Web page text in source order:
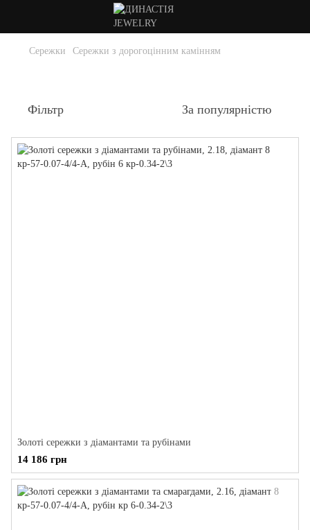
Сережки Сережки з дорогоцінним камінням
Фільтр За популярністю
Золоті сережки з діамантами та рубінами
14 186 грн